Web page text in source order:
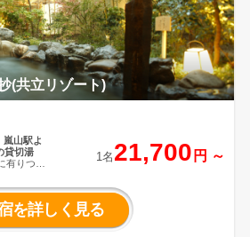
(共立リゾート)
山駅よ
貸切湯
有りつ
ぐ行ける
5つの貸
利用でき
1名 21,700 円 ～
を詳しく見る